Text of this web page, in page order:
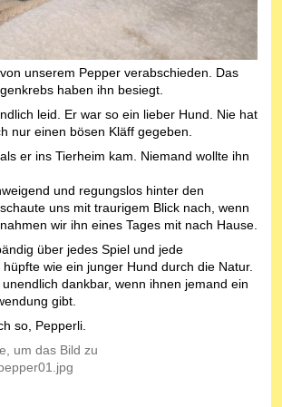
unserem Pepper verabschieden. Das
haben ihn besiegt.
leid. Er war so ein lieber Hund. Nie hat
nur einen bösen Kläff gegeben.
er ins Tierheim kam. Niemand wollte ihn
und regungslos hinter den
uns mit traurigem Blick nach, wenn
wir ihn eines Tages mit nach Hause.
über jedes Spiel und jede
wie ein junger Hund durch die Natur.
dankbar, wenn ihnen jemand ein
gibt.
so, Pepperli.